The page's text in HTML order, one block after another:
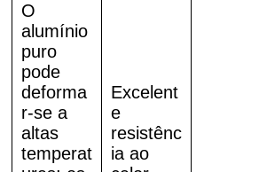
O
alumínio
puro
pode
deforma
r-se a
altas
temperat
Excelent
e
resistênc
ia ao